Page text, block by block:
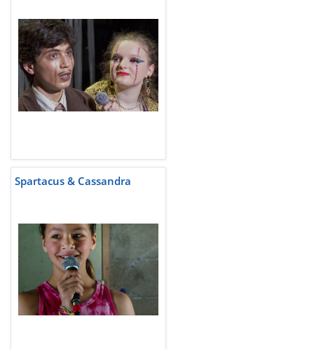
Spartacus & Cassandra